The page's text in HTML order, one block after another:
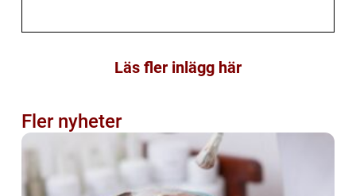
Läs fler inlägg här
Fler nyheter